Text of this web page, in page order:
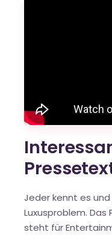
Jeder kennt es
Luxusproblem.
steht für